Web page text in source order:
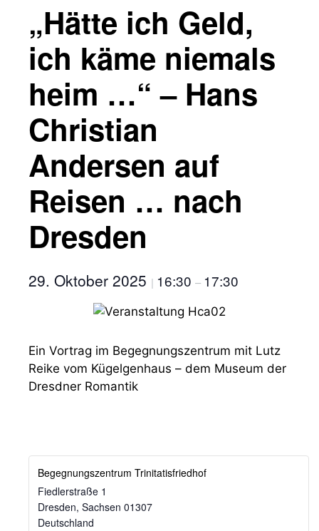
„Hätte ich Geld,
ich käme niemals
heim …“ – Hans
Christian
Andersen auf
Reisen … nach
Dresden
29. Oktober 2025 | 16:30 – 17:30
Ein Vortrag im Begegnungszentrum mit Lutz
Reike vom Kügelgenhaus – dem Museum der
Dresdner Romantik
Begegnungszentrum Trinitatisfriedhof
Fiedlerstraße 1
Dresden, Sachsen 01307
Deutschland